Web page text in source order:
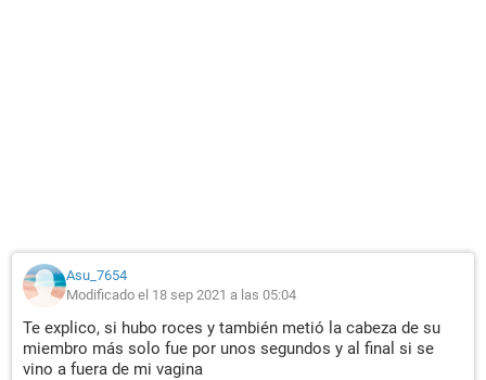
Asu_7654
Modificado el 18 sep 2021 a las 05:04
Te explico, si hubo roces y también metió la cabeza de su
miembro más solo fue por unos segundos y al final si se
vino a fuera de mi vagina